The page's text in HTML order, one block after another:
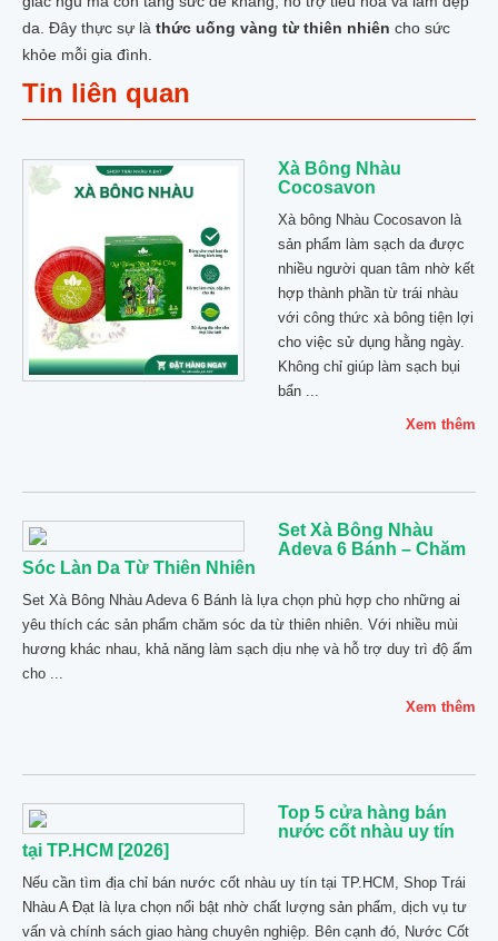
da. Đây thực sự là thức uống vàng từ thiên nhiên cho sức
khỏe mỗi gia đình.
Tin liên quan
Xà Bông Nhàu
Cocosavon
Xà bông Nhàu Cocosavon là
sản phẩm làm sạch da được
nhiều người quan tâm nhờ kết
hợp thành phần từ trái nhàu
với công thức xà bông tiện lợi
cho việc sử dụng hằng ngày.
Không chỉ giúp làm sạch bụi
bẩn ...
Xem thêm
Set Xà Bông Nhàu
Adeva 6 Bánh – Chăm
Sóc Làn Da Từ Thiên Nhiên
Set Xà Bông Nhàu Adeva 6 Bánh là lựa chọn phù hợp cho những ai
yêu thích các sản phẩm chăm sóc da từ thiên nhiên. Với nhiều mùi
hương khác nhau, khả năng làm sạch dịu nhẹ và hỗ trợ duy trì độ ẩm
cho ...
Xem thêm
Top 5 cửa hàng bán
nước cốt nhàu uy tín
tại TP.HCM [2026]
Nếu cần tìm địa chỉ bán nước cốt nhàu uy tín tại TP.HCM, Shop Trái
Nhàu A Đạt là lựa chọn nổi bật nhờ chất lượng sản phẩm, dịch vụ tư
vấn và chính sách giao hàng chuyên nghiệp. Bên cạnh đó, Nước Cốt